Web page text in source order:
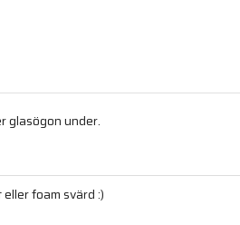
glasögon under.
foam svärd :)